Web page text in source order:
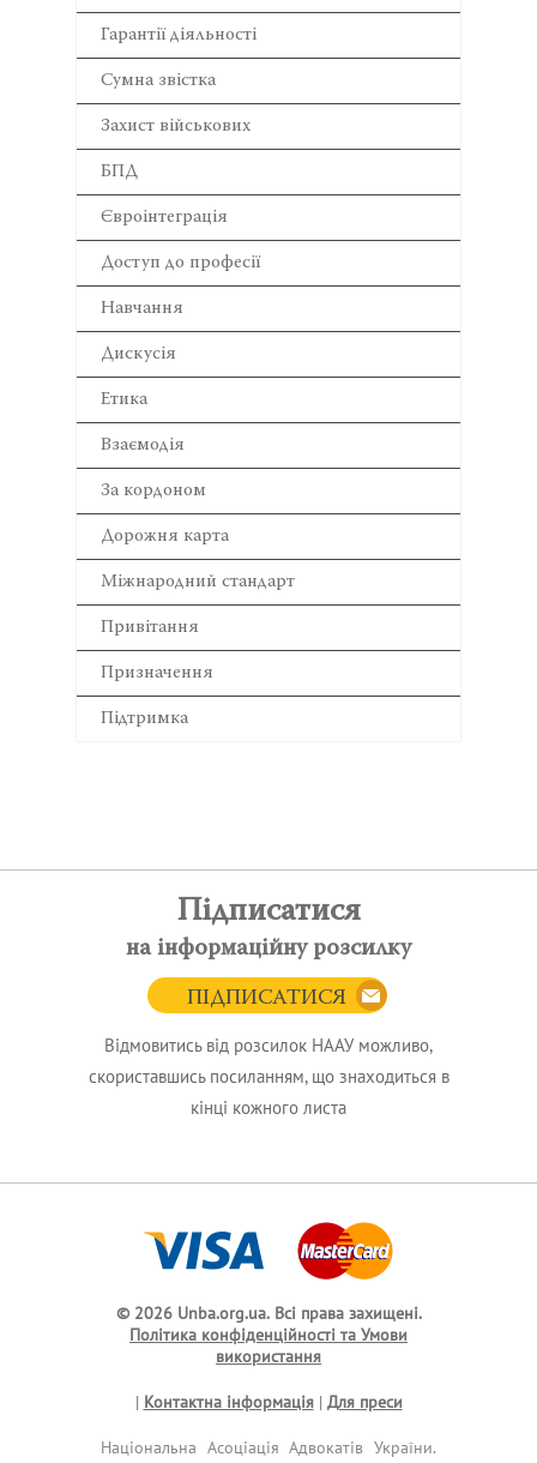
Гарантії діяльності
Сумна звістка
Захист військових
БПД
Євроінтеграція
Доступ до професії
Навчання
Дискусія
Етика
Взаємодія
За кордоном
Дорожня карта
Міжнародний стандарт
Привітання
Призначення
Підтримка
Підписатися
на інформаційну розсилку
ПІДПИСАТИСЯ
Відмовитись від розсилок НААУ можливо,
скориставшись посиланням, що знаходиться в
кінці кожного листа
© 2026 Unba.org.ua. Всі права захищені.
Політика конфіденційності та Умови
використання
| Контактна інформація| Для преси
Національна Асоціація Адвокатів України.